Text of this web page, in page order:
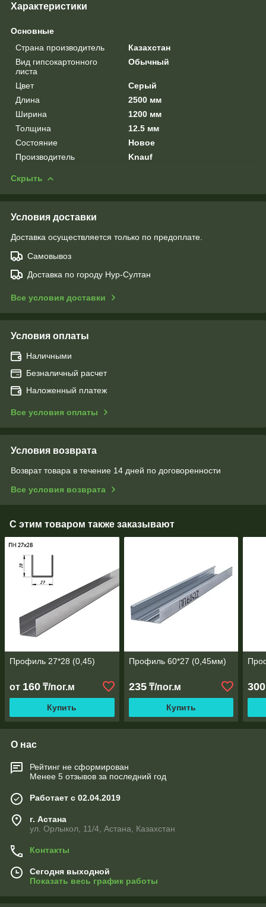
Характеристики
Основные
Страна производитель
Казахстан
Вид гипсокартонного
листа
Обычный
Цвет
Серый
Длина
2500 мм
Ширина
1200 мм
Толщина
12.5 мм
Состояние
Новое
Производитель
Knauf
Скрыть
Условия доставки
Доставка осуществляется только по предоплате.
Самовывоз
Доставка по городу Нур-Султан
Все условия доставки
Условия оплаты
Наличными
Безналичный расчет
Наложенный платеж
Все условия оплаты
Условия возврата
Возврат товара в течение 14 дней по договоренности
Все условия возврата
С этим товаром также заказывают
Профиль 27*28 (0,45)
от 160 ₸/пог.м
Купить
Профиль 60*27 (0,45мм)
235₸/пог.м
Купить
300
О нас
Рейтинг не сформирован
Менее 5 отзывов за последний год
Работает с 02.04.2019
г. Астана
ул. Орлыкол, 11/4, Астана, Казахстан
Контакты
Сегодня выходной
Показать весь график работы